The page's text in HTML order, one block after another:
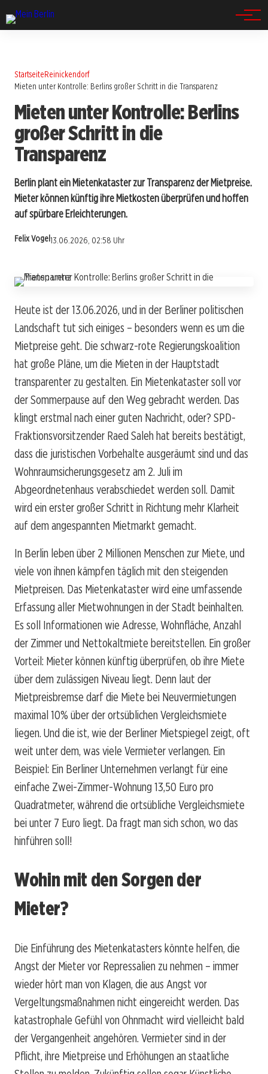
StartseiteReinickendorf
Mieten unter Kontrolle: Berlins großer Schritt in die Transparenz
Mieten unter Kontrolle: Berlins
großer Schritt in die
Transparenz
Berlin plant ein Mietenkataster zur Transparenz der Mietpreise.
Mieter können künftig ihre Mietkosten überprüfen und hoffen
auf spürbare Erleichterungen.
Felix Vogel13.06.2026, 02:58 Uhr
Heute ist der 13.06.2026, und in der Berliner politischen
Landschaft tut sich einiges – besonders wenn es um die
Mietpreise geht. Die schwarz-rote Regierungskoalition
hat große Pläne, um die Mieten in der Hauptstadt
transparenter zu gestalten. Ein Mietenkataster soll vor
der Sommerpause auf den Weg gebracht werden. Das
klingt erstmal nach einer guten Nachricht, oder? SPD-
Fraktionsvorsitzender Raed Saleh hat bereits bestätigt,
dass die juristischen Vorbehalte ausgeräumt sind und das
Wohnraumsicherungsgesetz am 2. Juli im
Abgeordnetenhaus verabschiedet werden soll. Damit
wird ein erster großer Schritt in Richtung mehr Klarheit
auf dem angespannten Mietmarkt gemacht.
In Berlin leben über 2 Millionen Menschen zur Miete, und
viele von ihnen kämpfen täglich mit den steigenden
Mietpreisen. Das Mietenkataster wird eine umfassende
Erfassung aller Mietwohnungen in der Stadt beinhalten.
Es soll Informationen wie Adresse, Wohnfläche, Anzahl
der Zimmer und Nettokaltmiete bereitstellen. Ein großer
Vorteil: Mieter können künftig überprüfen, ob ihre Miete
über dem zulässigen Niveau liegt. Denn laut der
Mietpreisbremse darf die Miete bei Neuvermietungen
maximal 10% über der ortsüblichen Vergleichsmiete
liegen. Und die ist, wie der Berliner Mietspiegel zeigt, oft
weit unter dem, was viele Vermieter verlangen. Ein
Beispiel: Ein Berliner Unternehmen verlangt für eine
einfache Zwei-Zimmer-Wohnung 13,50 Euro pro
Quadratmeter, während die ortsübliche Vergleichsmiete
bei unter 7 Euro liegt. Da fragt man sich schon, wo das
hinführen soll!
Wohin mit den Sorgen der
Mieter?
Die Einführung des Mietenkatasters könnte helfen, die
Angst der Mieter vor Repressalien zu nehmen – immer
wieder hört man von Klagen, die aus Angst vor
Vergeltungsmaßnahmen nicht eingereicht werden. Das
katastrophale Gefühl von Ohnmacht wird vielleicht bald
der Vergangenheit angehören. Vermieter sind in der
Pflicht, ihre Mietpreise und Erhöhungen an staatliche